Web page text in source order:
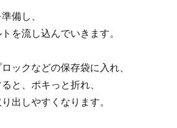
備し、
を流し込んでいきます。
ックなどの保存袋に入れ、
と、ポキっと折れ、
出しやすくなります。